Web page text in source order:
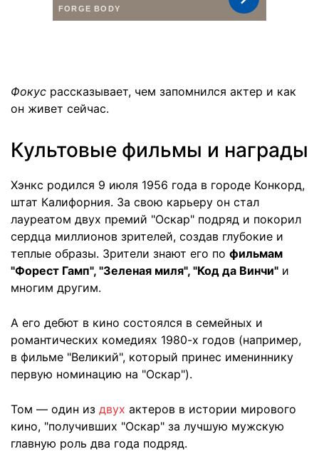
Фокус рассказывает, чем запомнился актер и как
он живет сейчас.
Культовые фильмы и награды
Хэнкс родился 9 июля 1956 года в городе Конкорд,
штат Калифорния. За свою карьеру он стал
лауреатом двух премий "Оскар" подряд и покорил
сердца миллионов зрителей, создав глубокие и
теплые образы. Зрители знают его по фильмам
"Форест Гамп", "Зеленая миля", "Код да Винчи" и
многим другим.
А его дебют в кино состоялся в семейных и
романтических комедиях 1980-х годов (например,
в фильме "Великий", который принес имениннику
первую номинацию на "Оскар").
Том — один из двух актеров в истории мирового
кино, "получивших "Оскар" за лучшую мужскую
главную роль два года подряд.